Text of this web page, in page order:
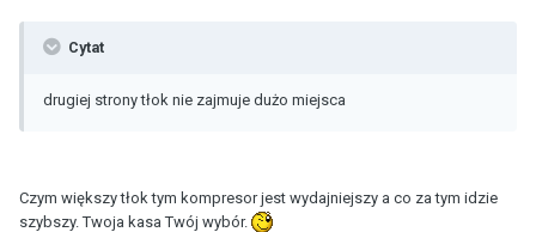
Cytat
drugiej strony tłok nie zajmuje dużo miejsca
Czym większy tłok tym kompresor jest wydajniejszy a co za tym idzie
szybszy. Twoja kasa Twój wybór.